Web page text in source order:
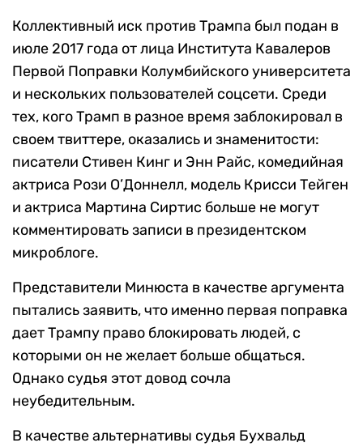
Коллективный иск против Трампа был подан в
июле 2017 года от лица Института Кавалеров
Первой Поправки Колумбийского университета
и нескольких пользователей соцсети. Среди
тех, кого Трамп в разное время заблокировал в
своем твиттере, оказались и знаменитости:
писатели Стивен Кинг и Энн Райс, комедийная
актриса Рози О’Доннелл, модель Крисси Тейген
и актриса Мартина Сиртис больше не могут
комментировать записи в президентском
микроблоге.
Представители Минюста в качестве аргумента
пытались заявить, что именно первая поправка
дает Трампу право блокировать людей, с
которыми он не желает больше общаться.
Однако судья этот довод сочла
неубедительным.
В качестве альтернативы судья Бухвальд